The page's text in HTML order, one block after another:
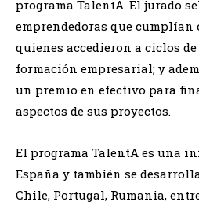
programa TalentA. El jurado
emprendedoras que
quienes accedieron a ciclos
formación empresarial; y
un premio en efectivo para
aspectos de sus proyectos.
El programa TalentA es una
España y también se
Chile, Portugal, Rumania,